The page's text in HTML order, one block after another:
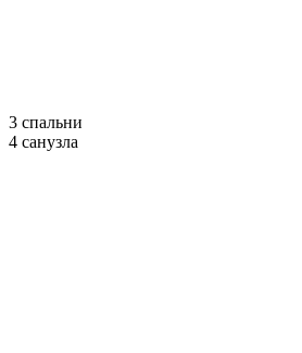
3 спальни
4 санузла